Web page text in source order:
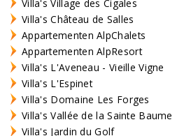
Villa's Village des Cigales
Villa's Château de Salles
Appartementen AlpChalets
Appartementen AlpResort
Villa's L'Aveneau - Vieille Vigne
Villa's L'Espinet
Villa's Domaine Les Forges
Villa's Vallée de la Sainte Baume
Villa's Jardin du Golf